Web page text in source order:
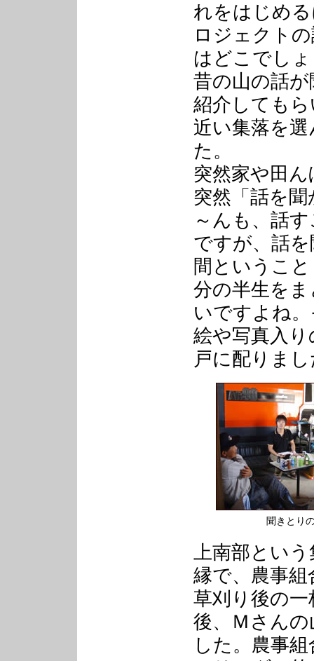
れをはじめ
ロジェクト
はどこでし
昔の山の話
紹介しても
近い集落を
た。
突然家や田
突然「話を
～んも、話
ですが、話
間というこ
分の半生を
いですよね
絵や写真入
戸に配りま
聞きとり
上南部とい
縁で、農事
草刈り後の
後、Ｍさん
した。農事